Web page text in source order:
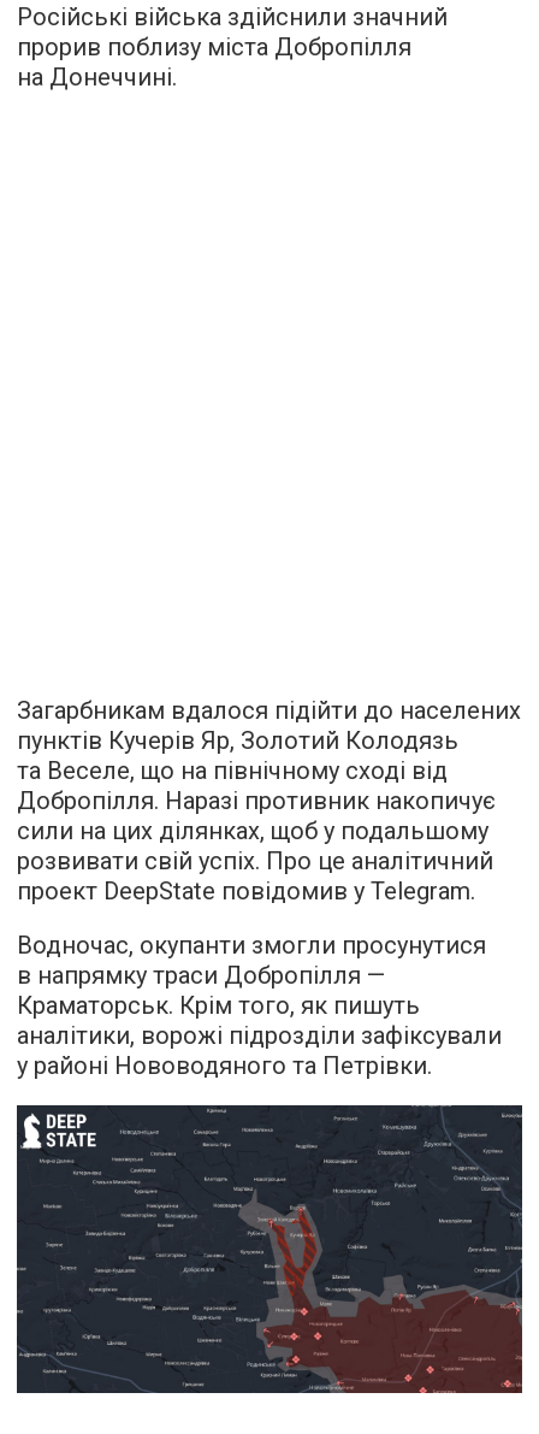
Російські війська здійснили значний
прорив поблизу міста Добропілля
на Донеччині.
Загарбникам вдалося підійти до населених
пунктів Кучерів Яр, Золотий Колодязь
та Веселе, що на північному сході від
Добропілля. Наразі противник накопичує
сили на цих ділянках, щоб у подальшому
розвивати свій успіх. Про це аналітичний
проект DeepState повідомив у Telegram.
Водночас, окупанти змогли просунутися
в напрямку траси Добропілля —
Краматорськ. Крім того, як пишуть
аналітики, ворожі підрозділи зафіксували
у районі Нововодяного та Петрівки.